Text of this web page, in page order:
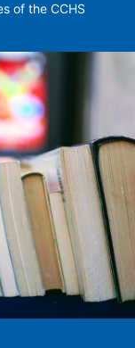
of the CCHS